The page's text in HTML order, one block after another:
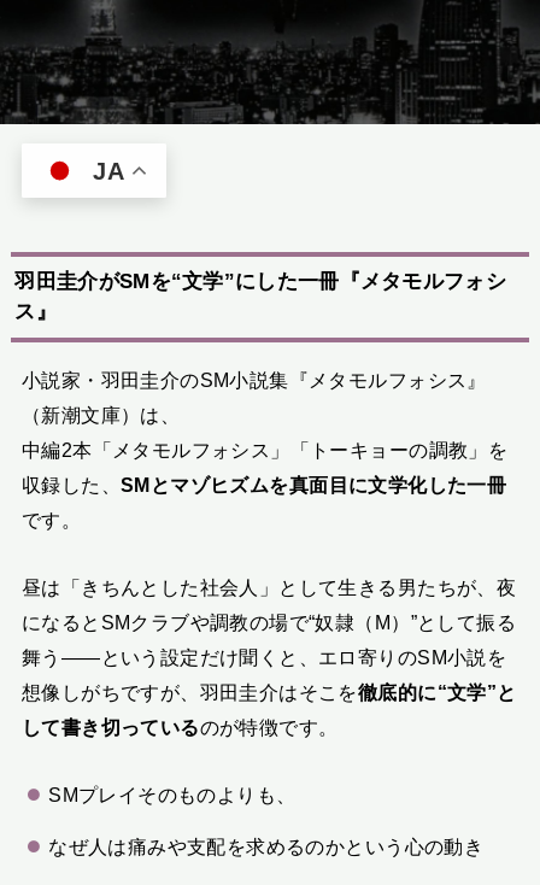
JA
羽田圭介がSMを“文学”にした一冊『メタモルフォシ
ス』
小説家・羽田圭介のSM小説集『メタモルフォシス』
（新潮文庫）は、
中編2本「メタモルフォシス」「トーキョーの調教」を
収録した、 SMとマゾヒズムを真面目に文学化した一冊
です。
昼は「きちんとした社会人」として生きる男たちが、夜
になるとSMクラブや調教の場で“奴隷（M）”として振る
舞う――という設定だけ聞くと、エロ寄りのSM小説を
想像しがちですが、羽田圭介はそこを徹底的に“文学”と
して書き切っているのが特徴です。
SMプレイそのものよりも、
なぜ人は痛みや支配を求めるのかという心の動き